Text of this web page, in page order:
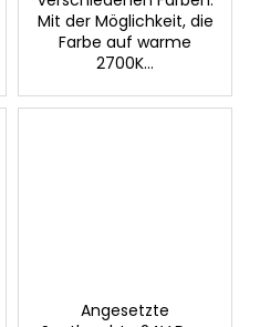
Mit der Möglichkeit, die
Farbe auf warme
2700K...
Angesetzte